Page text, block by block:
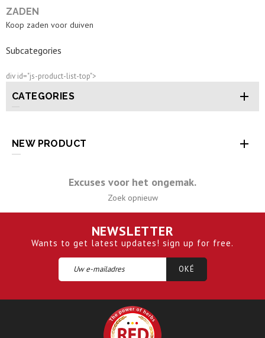
ZADEN
Koop zaden voor duiven
Subcategories
div id="js-product-list-top">
CATEGORIES 
NEW PRODUCT 
Excuses voor het ongemak.
Zoek opnieuw
NEWSLETTER
Wants to get latest updates! sign up for free.